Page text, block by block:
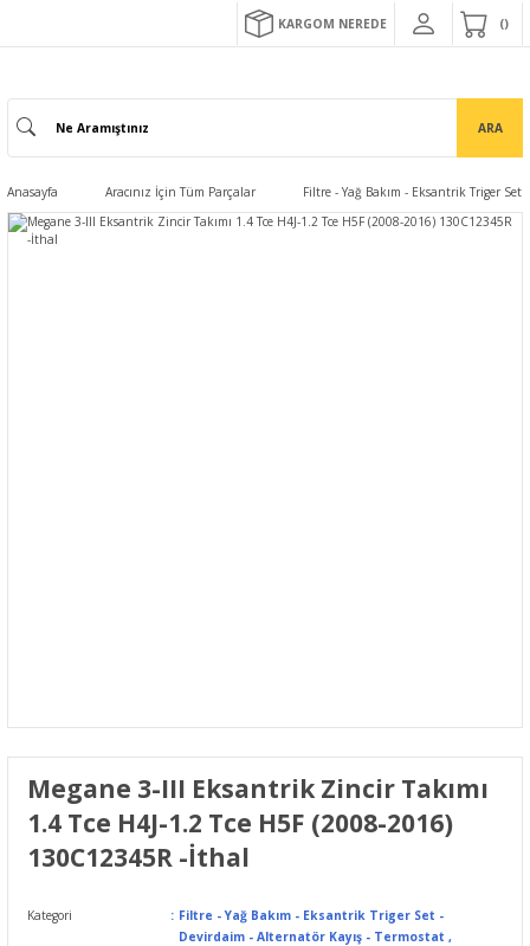
KARGOM NEREDE
ARA
Anasayfa Aracınız İçin Tüm Parçalar Filtre - Yağ Bakım - Eksantrik Triger
Megane 3-III Eksantrik Zincir Takımı
1.4 Tce H4J-1.2 Tce H5F (2008-2016)
130C12345R -İthal
Kategori
Filtre - Yağ Bakım - Eksantrik Triger Set -
Devirdaim - Alternatör Kayış - Termostat ,